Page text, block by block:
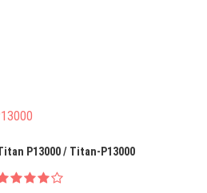
P13000 / Titan-P13000